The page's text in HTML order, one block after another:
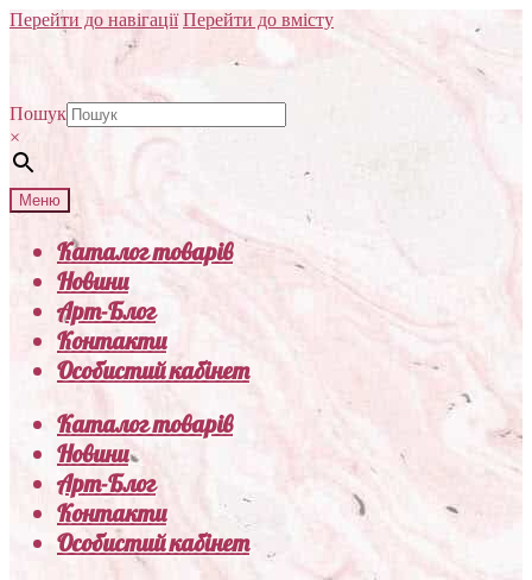
Перейти до навігації Перейти до вмісту
Пошук
×
Меню
Каталог товарів
Новини
Арт-Блог
Контакти
Особистий кабінет
Каталог товарів
Новини
Арт-Блог
Контакти
Особистий кабінет